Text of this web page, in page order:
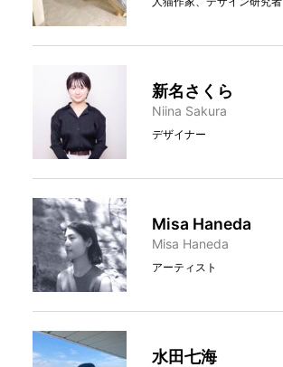
新名さくら
Niina Sakura
デザイナー
Misa Haneda
Misa Haneda
アーティスト
水田七海